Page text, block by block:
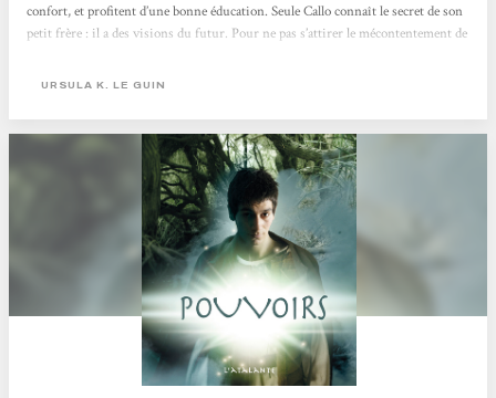
confort, et profitent d’une bonne éducation. Seule Callo connaît le secret de son
petit frère : il a des visions du futur. Pour ne pas s’attirer le mécontentement de
emplis de loyauté envers Père et Mère, les maîtres de maison,...
URSULA K. LE GUIN